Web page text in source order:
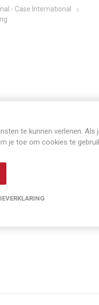
- Case International
etc. Waarschijnlijk
te kunnen verlenen. Als
je toe om cookies te